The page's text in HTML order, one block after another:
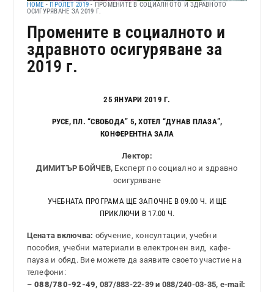
HOME - ПРОЛЕТ 2019 - ПРОМЕНИТЕ В СОЦИАЛНОТО И ЗДРАВНОТО
ОСИГУРЯВАНЕ ЗА 2019 Г.
Промените в социалното и
здравното осигуряване за
2019 г.
25 ЯНУАРИ 2019 Г.
РУСЕ, ПЛ. “СВОБОДА” 5, ХОТЕЛ “ДУНАВ ПЛАЗА”,
КОНФЕРЕНТНА ЗАЛА
Лектор:
ДИМИТЪР БОЙЧЕВ, Експерт по социално и здравно
осигуряване
УЧЕБНАТА ПРОГРАМА ЩЕ ЗАПОЧНЕ В 09.00 Ч. И ЩЕ
ПРИКЛЮЧИ В 17.00 Ч.
Цената включва: обучение, консултации, учебни
пособия, учебни материали в електронен вид, кафе-
пауза и обяд. Вие можете да заявите своето участие на
телефони:
–088/780-92-49, 087/883-22-39 и 088/240-03-35, e-mail: